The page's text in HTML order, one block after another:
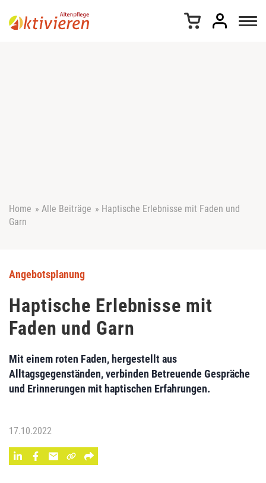
Home » Alle Beiträge » Haptische Erlebnisse mit Faden und
Garn
Angebotsplanung
Haptische Erlebnisse mit
Faden und Garn
Mit einem roten Faden, hergestellt aus
Alltagsgegenständen, verbinden Betreuende Gespräche
und Erinnerungen mit haptischen Erfahrungen.
17.10.2022